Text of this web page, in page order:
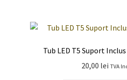
Tub LED T5 Suport
20,00 lei TVA